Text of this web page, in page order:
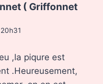
( Griffonnet
,la piqure est
.Heureusement,